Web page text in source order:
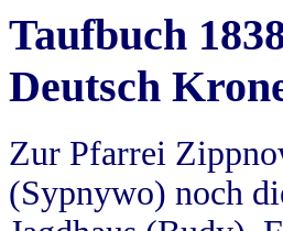
Taufbuch
Deutsch
Zur Pfarrei
(Sypnywo) noch